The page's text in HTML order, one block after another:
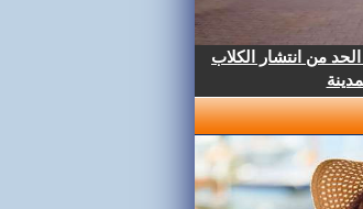
من انتشار الكلاب